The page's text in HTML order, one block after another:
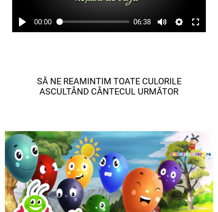
00:00 06:38
SĂ NE REAMINTIM TOATE CULORILE
ASCULTÂND CÂNTECUL URMĂTOR